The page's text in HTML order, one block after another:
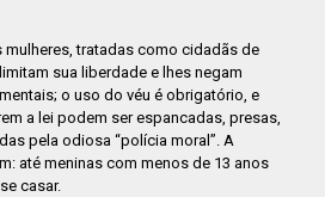
mulheres, tratadas como cidadãs de
sua liberdade e lhes negam
o uso do véu é obrigatório, e
a lei podem ser espancadas, presas,
pela odiosa “polícia moral”. A
até meninas com menos de 13 anos
casar.